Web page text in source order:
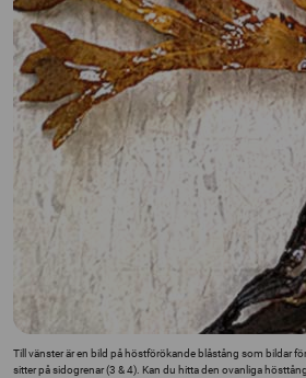
Till vänster är en bild på höstförökande blåstång som bildar
sitter på sidogrenar (3 & 4). Kan du hitta den ovanliga